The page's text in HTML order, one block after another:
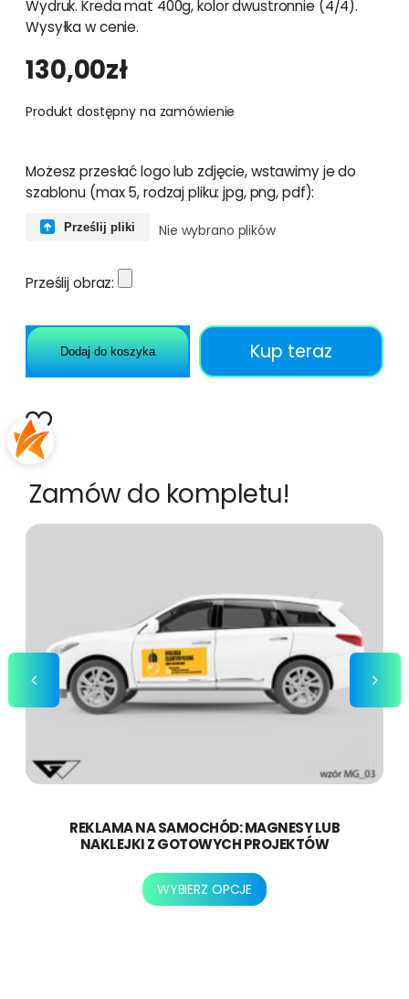
Wydruk. Kreda mat 400g, kolor dwustronnie (4/4).
Wysyłka w cenie.
130,00zł
Produkt dostępny na zamówienie
Możesz przesłać logo lub zdjęcie, wstawimy je do
szablonu (max 5, rodzaj pliku: jpg, png, pdf):
Prześlij pliki Nie wybrano plików
Prześlij obraz:
Dodaj do koszyka Kup teraz
Zamów do kompletu!
REKLAMA NA SAMOCHÓD: MAGNESY LUB
NAKLEJKI Z GOTOWYCH PROJEKTÓW
WYBIERZ OPCJE
Ten